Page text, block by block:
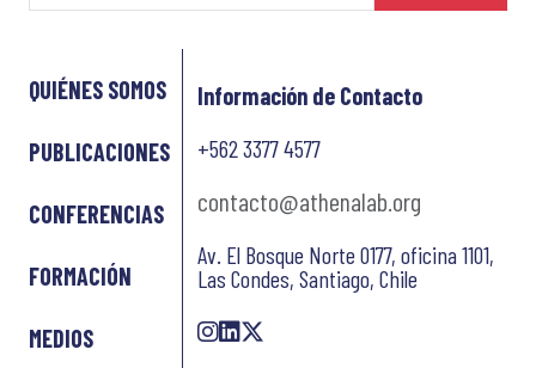
QUIÉNES SOMOS
PUBLICACIONES
CONFERENCIAS
FORMACIÓN
MEDIOS
Información de Contacto
+562 3377 4577
contacto@athenalab.org
Av. El Bosque Norte 0177, oficina 1101,
Las Condes, Santiago, Chile